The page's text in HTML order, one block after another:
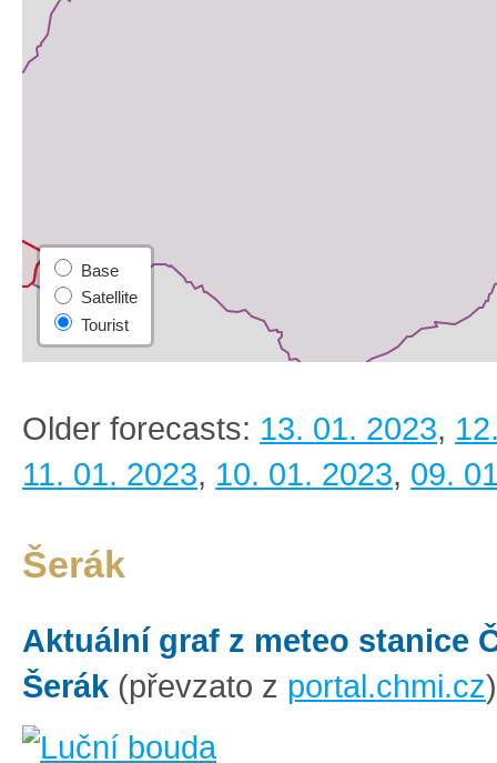
Older forecasts: 13. 01. 2023,
11. 01. 2023, 10. 01. 2023, 09.
Šerák
Aktuální graf z meteo stanice
Šerák (převzato z portal.chmi.cz)